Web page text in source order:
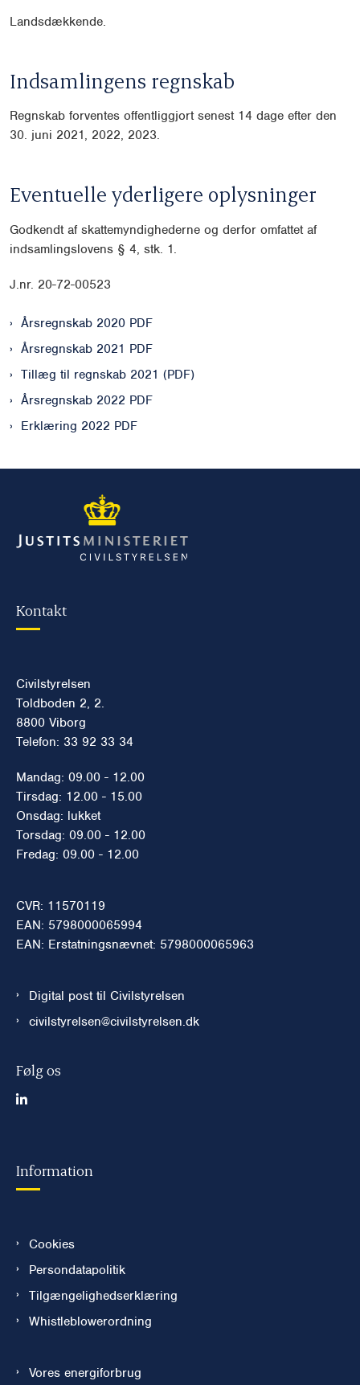
Landsdækkende.
Indsamlingens regnskab
Regnskab forventes offentliggjort senest 14 dage efter den
30. juni 2021, 2022, 2023.
Eventuelle yderligere oplysninger
Godkendt af skattemyndighederne og derfor omfattet af
indsamlingslovens § 4, stk. 1.
J.nr. 20-72-00523
Årsregnskab 2020 PDF
Årsregnskab 2021 PDF
Tillæg til regnskab 2021 (PDF)
Årsregnskab 2022 PDF
Erklæring 2022 PDF
Kontakt
Civilstyrelsen
Toldboden 2, 2.
8800 Viborg
Telefon: 33 92 33 34
Mandag: 09.00 - 12.00
Tirsdag: 12.00 - 15.00
Onsdag: lukket
Torsdag: 09.00 - 12.00
Fredag: 09.00 - 12.00
CVR: 11570119
EAN: 5798000065994
EAN: Erstatningsnævnet: 5798000065963
Digital post til Civilstyrelsen
civilstyrelsen@civilstyrelsen.dk
Følg os
Information
Cookies
Persondatapolitik
Tilgængelighedserklæring
Whistleblowerordning
Vores energiforbrug